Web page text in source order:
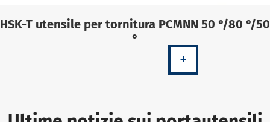
HSK-T utensile per tornitura PCMNN 50 °/80 °/50
°
+